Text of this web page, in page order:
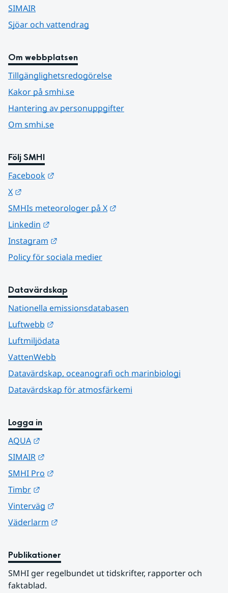
SIMAIR
Sjöar och vattendrag
Om webbplatsen
Tillgänglighetsredogörelse
Kakor på smhi.se
Hantering av personuppgifter
Om smhi.se
Följ SMHI
Facebook
X
SMHIs meteorologer på X
Linkedin
Instagram
Policy för sociala medier
Datavärdskap
Nationella emissionsdatabasen
Luftwebb
Luftmiljödata
VattenWebb
Datavärdskap, oceanografi och marinbiologi
Datavärdskap för atmosfärkemi
Logga in
AQUA
SIMAIR
SMHI Pro
Timbr
Vinterväg
Väderlarm
Publikationer
SMHI ger regelbundet ut tidskrifter, rapporter och
faktablad.